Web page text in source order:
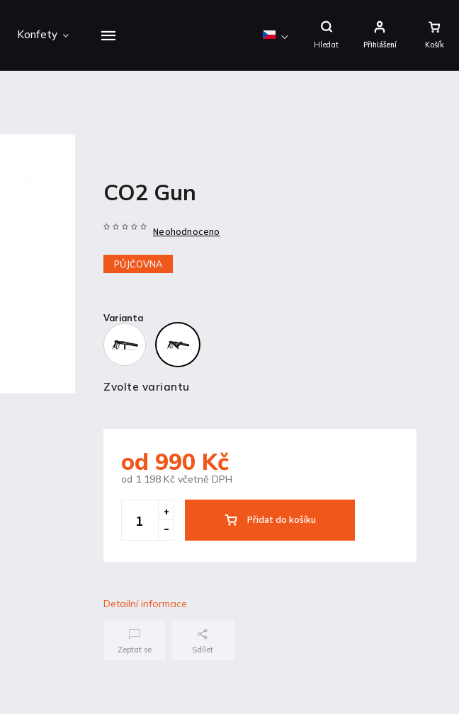
Hledat
Nákupní
Košík
Přihlášení
Konfety
CO2 Gun
PŮJČOVNA
Neohodnoceno
Varianta
Zvolte variantu
od 990 Kč
od 1 198 Kč včetně DPH
Přidat do košíku
Detailní informace
Zeptat se Sdílet